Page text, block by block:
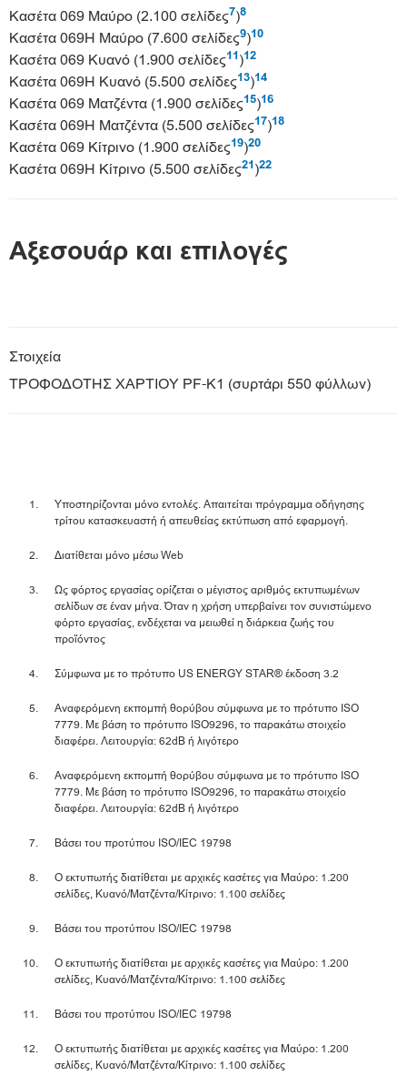
Κασέτα 069 Μαύρο (2.100 σελίδες7)8
Κασέτα 069H Μαύρο (7.600 σελίδες9)10
Κασέτα 069 Κυανό (1.900 σελίδες11)12
Κασέτα 069H Κυανό (5.500 σελίδες13)14
Κασέτα 069 Ματζέντα (1.900 σελίδες15)16
Κασέτα 069H Ματζέντα (5.500 σελίδες17)18
Κασέτα 069 Κίτρινο (1.900 σελίδες19)20
Κασέτα 069H Κίτρινο (5.500 σελίδες21)22
Αξεσουάρ και επιλογές
Στοιχεία
ΤΡΟΦΟΔΟΤΗΣ ΧΑΡΤΙΟΥ PF-K1 (συρτάρι 550 φύλλων)
Υποστηρίζονται μόνο εντολές. Απαιτείται πρόγραμμα οδήγησης
τρίτου κατασκευαστή ή απευθείας εκτύπωση από εφαρμογή.
Διατίθεται μόνο μέσω Web
Ως φόρτος εργασίας ορίζεται ο μέγιστος αριθμός εκτυπωμένων
σελίδων σε έναν μήνα. Όταν η χρήση υπερβαίνει τον συνιστώμενο
φόρτο εργασίας, ενδέχεται να μειωθεί η διάρκεια ζωής του
προϊόντος
Σύμφωνα με το πρότυπο US ENERGY STAR® έκδοση 3.2
Αναφερόμενη εκπομπή θορύβου σύμφωνα με το πρότυπο ISO
7779. Με βάση το πρότυπο ISO9296, το παρακάτω στοιχείο
διαφέρει. Λειτουργία: 62dB ή λιγότερο
Αναφερόμενη εκπομπή θορύβου σύμφωνα με το πρότυπο ISO
7779. Με βάση το πρότυπο ISO9296, το παρακάτω στοιχείο
διαφέρει. Λειτουργία: 62dB ή λιγότερο
Βάσει του προτύπου ISO/IEC 19798
Ο εκτυπωτής διατίθεται με αρχικές κασέτες για Μαύρο: 1.200
σελίδες, Κυανό/Ματζέντα/Κίτρινο: 1.100 σελίδες
Βάσει του προτύπου ISO/IEC 19798
Ο εκτυπωτής διατίθεται με αρχικές κασέτες για Μαύρο: 1.200
σελίδες, Κυανό/Ματζέντα/Κίτρινο: 1.100 σελίδες
Βάσει του προτύπου ISO/IEC 19798
Ο εκτυπωτής διατίθεται με αρχικές κασέτες για Μαύρο: 1.200
σελίδες, Κυανό/Ματζέντα/Κίτρινο: 1.100 σελίδες